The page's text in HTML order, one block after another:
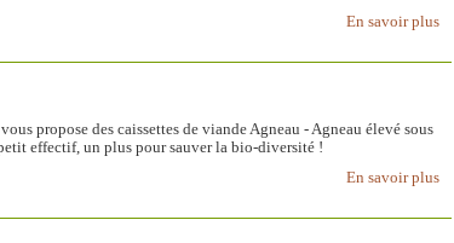
En savoir plus
propose des caissettes de viande Agneau - Agneau élevé sous
effectif, un plus pour sauver la bio-diversité !
En savoir plus